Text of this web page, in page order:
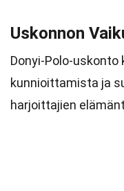
Uskonnon
Donyi-Polo-uskonto
kunnioittamista ja
harjoittajien